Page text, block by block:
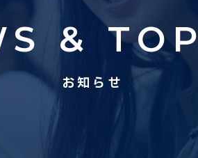
&
お知らせ